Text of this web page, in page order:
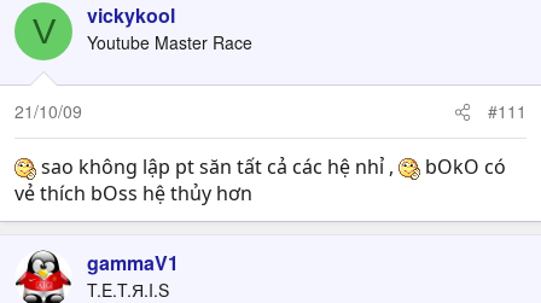
V vickykool
Youtube Master Race
21/10/09 #111
sao không lập pt săn tất cả các hệ nhỉ ,
bOkO có
vẻ thích bOss hệ thủy hơn
gammaV1
T.E.T.Я.I.S